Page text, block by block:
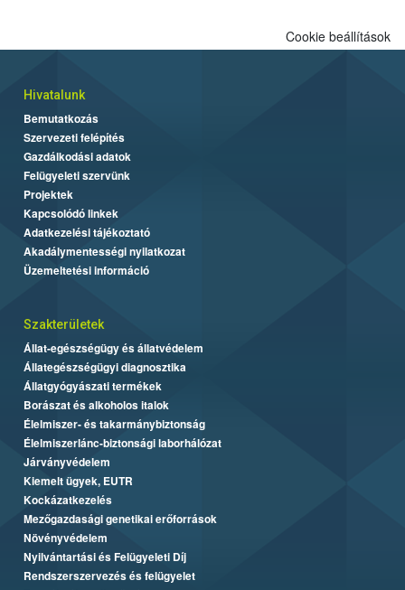
Cookie beállítások
Hivatalunk
Bemutatkozás
Szervezeti felépítés
Gazdálkodási adatok
Felügyeleti szervünk
Projektek
Kapcsolódó linkek
Adatkezelési tájékoztató
Akadálymentességi nyilatkozat
Üzemeltetési információ
Szakterületek
Állat-egészségügy és állatvédelem
Állategészségügyi diagnosztika
Állatgyógyászati termékek
Borászat és alkoholos italok
Élelmiszer- és takarmánybiztonság
Élelmiszerlánc-biztonsági laborhálózat
Járványvédelem
Kiemelt ügyek, EUTR
Kockázatkezelés
Mezőgazdasági genetikai erőforrások
Növényvédelem
Nyilvántartási és Felügyeleti Díj
Rendszerszervezés és felügyelet